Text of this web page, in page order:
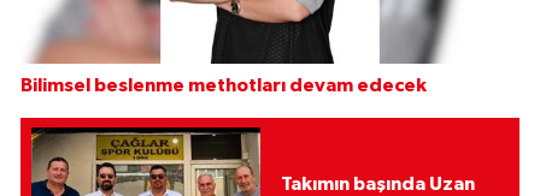
Bilimsel beslenme methotları devam edecek
Takımın başında Uzan